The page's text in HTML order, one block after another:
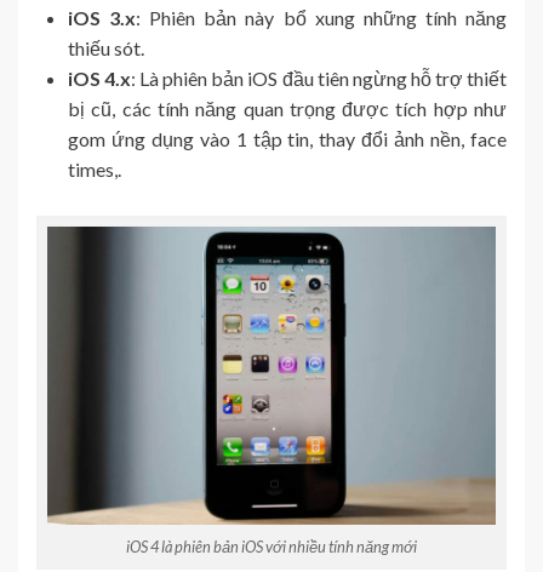
iOS 3.x: Phiên bản này bổ xung những tính năng
thiếu sót.
iOS 4.x: Là phiên bản iOS đầu tiên ngừng hỗ trợ thiết
bị cũ, các tính năng quan trọng được tích hợp như
gom ứng dụng vào 1 tập tin, thay đổi ảnh nền, face
times,.
iOS 4 là phiên bản iOS với nhiều tính năng mới